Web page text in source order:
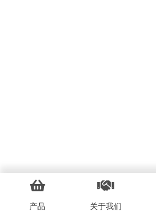
产品 关于我们